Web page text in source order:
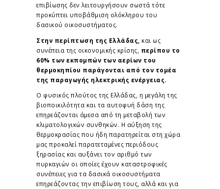
επιβίωσης δεν λειτουργήσουν σωστά τότε
προκύπτει υποβάθμιση ολόκληρου του
δασικού οικοσυστήματος.
Στην περίπτωση της Ελλάδας, και ως
συνέπεια της οικονομικής κρίσης, περίπου το
60% των εκπομπών των αερίων του
θερμοκηπίου παράγονται από τον τομέα
της παραγωγής ηλεκτρικής ενέργειας.
Ο φυσικός πλούτος της Ελλάδας, η μεγάλη της
βιοποικιλότητα και τα αυτοφυή δάση της
επηρεάζονται άμεσα από τη μεταβολή των
κλιματολογικών συνθηκών. Η αύξηση της
θερμοκρασίας που ήδη παρατηρείται στη χώρα
μας προκαλεί παρατεταμένες περιόδους
ξηρασίας και αυξάνει τον αριθμό των
πυρκαγιών οι οποίες έχουν καταστροφικές
συνέπειες για τα δασικά οικοσυστήματα
επηρεάζοντας την επιβίωση τους, αλλά και για